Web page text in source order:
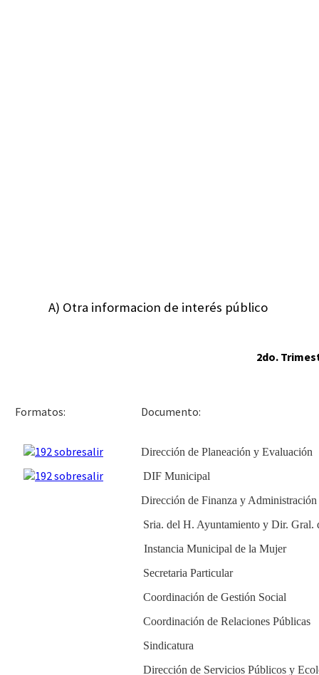
A) Otra informacion de interés público
2do.
Formatos:
Dirección de Planeación y Evaluación
DIF Municipal
Dirección de Finanza y Administración
Sria. del H. Ayuntamiento y Dir. Gral.
Instancia Municipal de la Mujer
Secretaria Particular
Coordinación de Gestión Social
Coordinación de Relaciones Públicas
Sindicatura
Dirección de Servicios Públicos y